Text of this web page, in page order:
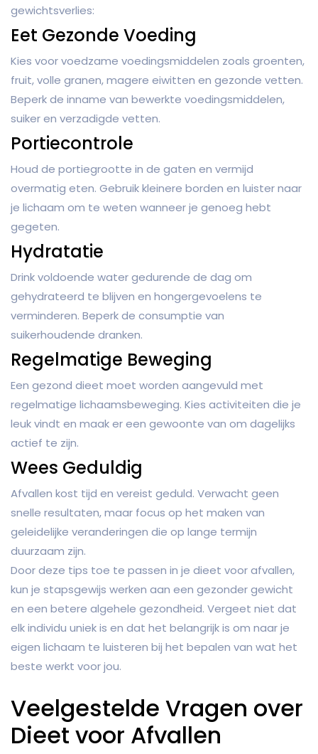
gewichtsverlies:
Eet Gezonde Voeding
Kies voor voedzame voedingsmiddelen zoals groenten,
fruit, volle granen, magere eiwitten en gezonde vetten.
Beperk de inname van bewerkte voedingsmiddelen,
suiker en verzadigde vetten.
Portiecontrole
Houd de portiegrootte in de gaten en vermijd
overmatig eten. Gebruik kleinere borden en luister naar
je lichaam om te weten wanneer je genoeg hebt
gegeten.
Hydratatie
Drink voldoende water gedurende de dag om
gehydrateerd te blijven en hongergevoelens te
verminderen. Beperk de consumptie van
suikerhoudende dranken.
Regelmatige Beweging
Een gezond dieet moet worden aangevuld met
regelmatige lichaamsbeweging. Kies activiteiten die je
leuk vindt en maak er een gewoonte van om dagelijks
actief te zijn.
Wees Geduldig
Afvallen kost tijd en vereist geduld. Verwacht geen
snelle resultaten, maar focus op het maken van
geleidelijke veranderingen die op lange termijn
duurzaam zijn.
Door deze tips toe te passen in je dieet voor afvallen,
kun je stapsgewijs werken aan een gezonder gewicht
en een betere algehele gezondheid. Vergeet niet dat
elk individu uniek is en dat het belangrijk is om naar je
eigen lichaam te luisteren bij het bepalen van wat het
beste werkt voor jou.
Veelgestelde Vragen over
Dieet voor Afvallen